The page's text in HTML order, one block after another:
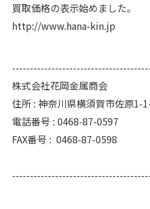
買取価格の表示始めました。
http://www.hana-kin.jp
株式会社花岡金属商会
住所 : 神奈川県横須賀市佐原1-
電話番号 : 0468-87-0597
FAX番号 : 0468-87-0598